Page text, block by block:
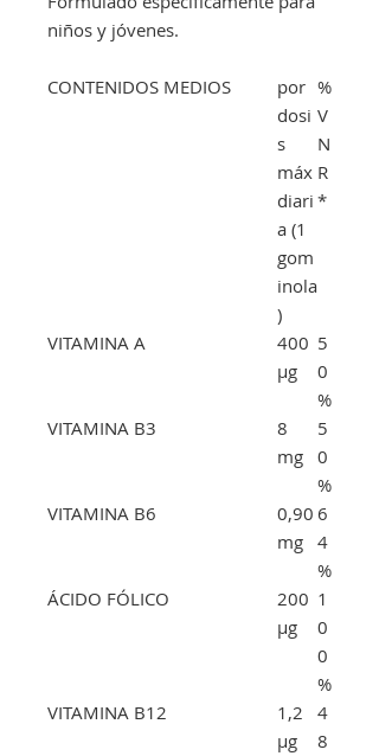
niños y jóvenes.
CONTENIDOS MEDIOS
por
dosi
s
máx
diari
a (1
gom
inola
)
%
V
N
R
*
VITAMINA A
400
μg
5
0
%
VITAMINA B3
8
mg
5
0
%
VITAMINA B6
0,90
mg
6
4
%
ÁCIDO FÓLICO
200
μg
1
0
0
%
VITAMINA B12
1,2
μg
4
8